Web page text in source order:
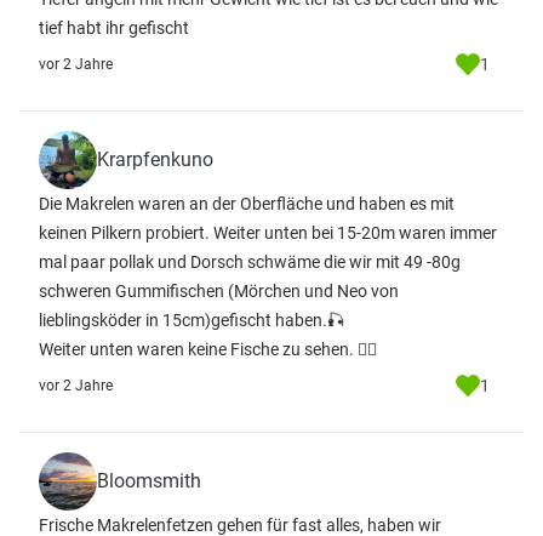
tief habt ihr gefischt
vor 2 Jahre 1
Krarpfenkuno
Die Makrelen waren an der Oberfläche und haben es mit
keinen Pilkern probiert. Weiter unten bei 15-20m waren immer
mal paar pollak und Dorsch schwäme die wir mit 49 -80g
schweren Gummifischen (Mörchen und Neo von
lieblingsköder in 15cm)gefischt haben.🎣
Weiter unten waren keine Fische zu sehen. 🙋‍♂️
vor 2 Jahre 1
Bloomsmith
Frische Makrelenfetzen gehen für fast alles, haben wir